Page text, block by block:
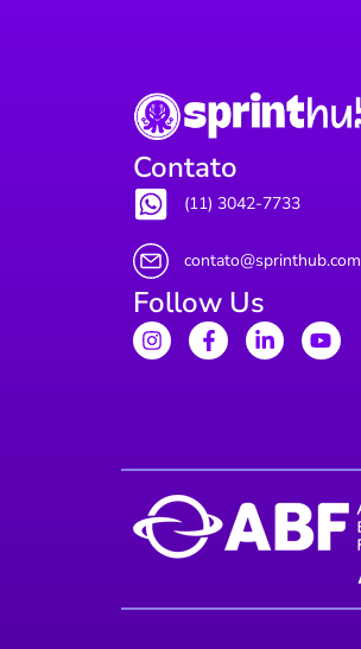
Contato
(11) 3042-7733
contato@sprinthub.com
Follow Us